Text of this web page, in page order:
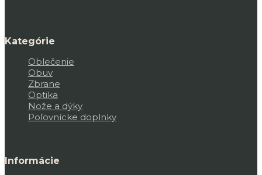
Kategórie
Oblečenie
Obuv
Zbrane
Optika
Nože a dýky
Poľovnícke doplnky
Informácie